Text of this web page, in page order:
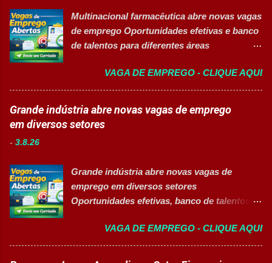
produtiva. Requisitos Ensino Médio
completo. Disponibilidade para trab...
melhores empresas para trabalhar,
oferecendo oportunidades de crescimento,
desenvolvimento profissional e um ambiente
CANDIDATAR-SE AGORA 📋 Principais
Atividades ✅ Auxiliar nas atividades de
embalagem, envase, manipulação e
preparação de materiais; ✅ Apoiar a limpeza
Auxiliar no setup e abastecimento das linhas
produtivas; ✅ Conferir materiais recebidos e
realizar devoluções quand...
Multinacional farmacêutica abre novas vagas
de emprego Oportunidades efetivas e banco
de talentos para diferentes áreas
Sobre as oportunidades Uma das maiores
multinacionais farmacêuticas do Brasil está
com novas oportunidades abertas para
profissionais que desejam atuar em um
logística, manutenção, projetos e banco de
talentos, oferecendo oportunidades para
profissionais com diferentes perfis e níveis
de Projetos Pleno Auxiliar de Almoxarifado
Auxiliar de Produção Eletricista de
VAGA DE EMPREGO - CLIQUE AQUI
Grande indústria abre novas vagas de emprego
em diversos setores
- 3.8.26
Grande indústria abre novas vagas de
emprego em diversos setores
Oportunidades efetivas, banco de talentos e
Deficiência (PcD) 👉 CANDIDATAR AGORA
Sobre as oportunidades Uma das maiores
indústrias do setor de calçados e bens de
VAGA DE EMPREGO - CLIQUE AQUI